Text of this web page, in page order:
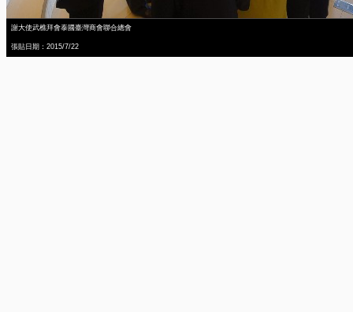
謝大使武樵拜會泰國臺灣商會聯合總會
張貼日期：2015/7/22